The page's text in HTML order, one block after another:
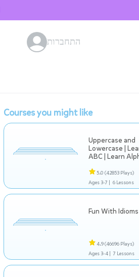
התחברות
Courses you might like
Uppercase and
Lowercase |
ABC | Learn
5.0 (42853 Plays)
Ages 3-7 | 6 Lessons
Fun With Idioms
4.9(46696 Plays)
Ages 3-4 | 7 Lessons